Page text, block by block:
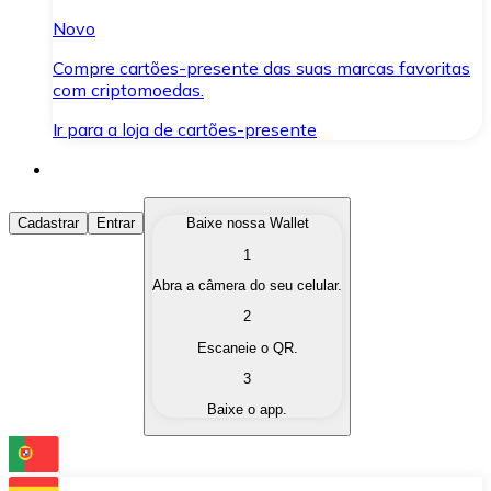
Novo
Compre cartões-presente das suas marcas favoritas
com criptomoedas.
Ir para a loja de cartões-presente
Comprar Criptomoedas
Compre as criptomoedas de seu interesse de forma
Converta suas criptomoedas em moeda fiduciária
Troque uma criptomoeda por outra
Cadastrar Entrar
Baixe nossa Wallet
1
Abra a câmera do seu celular.
2
Escaneie o QR.
3
Baixe o app.